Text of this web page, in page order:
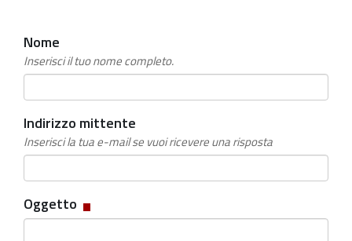
Nome
Inserisci il tuo nome completo.
Indirizzo mittente
Inserisci la tua e-mail se vuoi ricevere una risposta
Oggetto Campo
obbligatorio